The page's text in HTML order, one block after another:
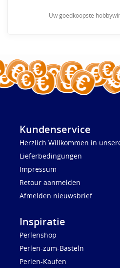
Uw goedkoopste
Kundenservice
Herzlich Willkommen in
Lieferbedingungen
Impressum
Retour aanmelden
Afmelden nieuwsbrief
Inspiratie
Perlenshop
Perlen-zum-Basteln
Perlen-Kaufen